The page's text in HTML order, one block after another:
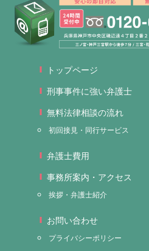
トップページ
刑事事件に強い弁護士
無料法律相談の流れ
初回接見・同行サービス
弁護士費用
事務所案内・アクセス
挨拶・弁護士紹介
お問い合わせ
プライバシーポリシー